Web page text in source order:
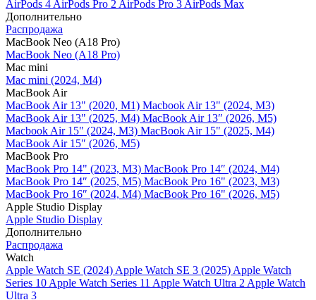
AirPods 4 AirPods Pro 2 AirPods Pro 3 AirPods Max
Дополнительно
Распродажа
MacBook Neo (A18 Pro)
MacBook Neo (A18 Pro)
Mac mini
Mac mini (2024, M4)
MacBook Air
MacBook Air 13" (2020, M1) Macbook Air 13" (2024, M3)
MacBook Air 13" (2025, M4) MacBook Air 13″ (2026, M5)
Macbook Air 15" (2024, M3) MacBook Air 15" (2025, M4)
MacBook Air 15″ (2026, M5)
MacBook Pro
MacBook Pro 14" (2023, M3) MacBook Pro 14″ (2024, M4)
MacBook Pro 14″ (2025, M5) MacBook Pro 16" (2023, M3)
MacBook Pro 16″ (2024, M4) MacBook Pro 16" (2026, M5)
Apple Studio Display
Apple Studio Display
Дополнительно
Распродажа
Watch
Apple Watch SE (2024) Apple Watch SE 3 (2025) Apple Watch
Series 10 Apple Watch Series 11 Apple Watch Ultra 2 Apple Watch
Ultra 3